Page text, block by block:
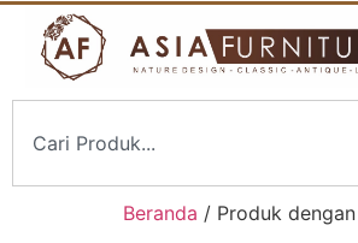
Beranda / Produk dengan